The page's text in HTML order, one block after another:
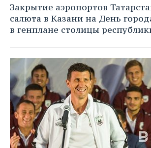
Закрытие аэропортов
салюта в Казани на День
в генплане столицы